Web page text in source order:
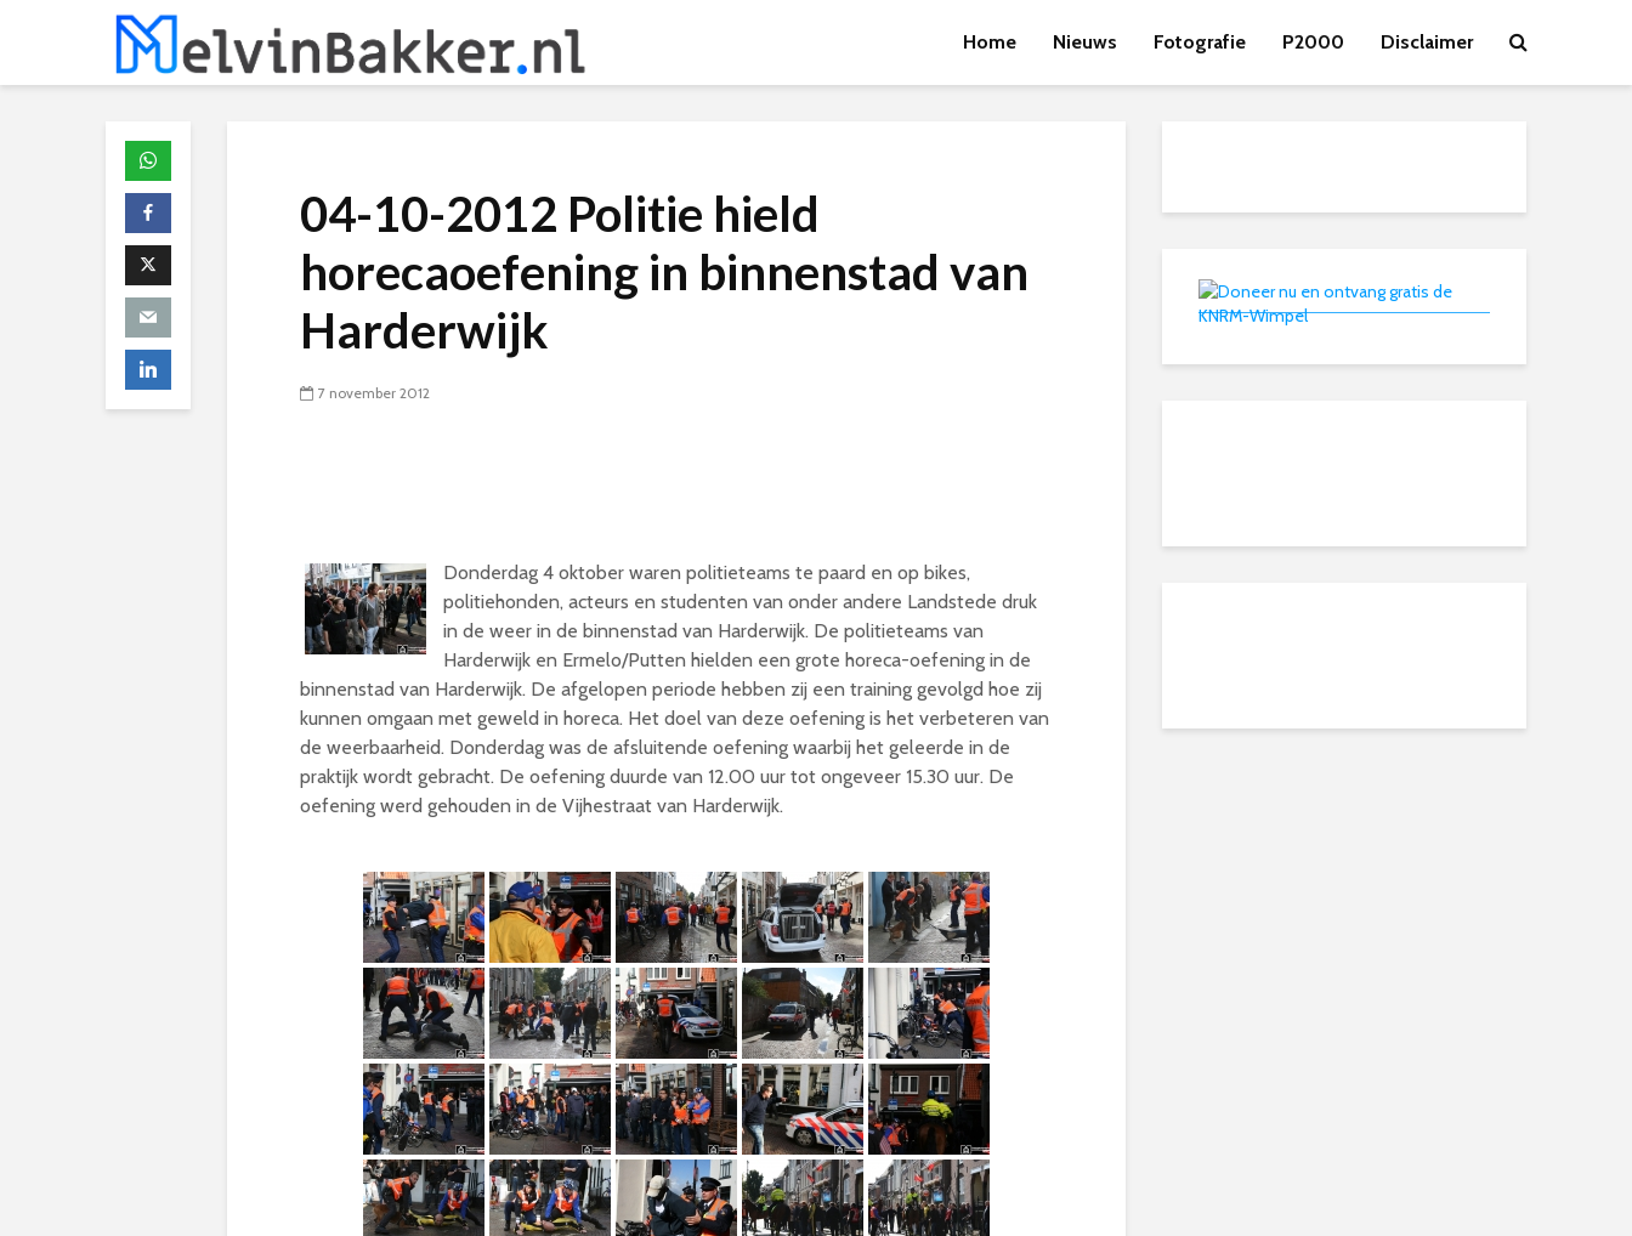
Home Nieuws Fotografie P2000 Disclaimer
04-10-2012 Politie hield
horecaoefening in binnenstad van
Harderwijk
7 november 2012
Donderdag 4 oktober waren politieteams te paard en op bikes,
politiehonden, acteurs en studenten van onder andere Landstede druk
in de weer in de binnenstad van Harderwijk. De politieteams van
Harderwijk en Ermelo/Putten hielden een grote horeca-oefening in de
binnenstad van Harderwijk. De afgelopen periode hebben zij een training gevolgd hoe zij
kunnen omgaan met geweld in horeca. Het doel van deze oefening is het verbeteren van
de weerbaarheid. Donderdag was de afsluitende oefening waarbij het geleerde in de
praktijk wordt gebracht. De oefening duurde van 12.00 uur tot ongeveer 15.30 uur. De
oefening werd gehouden in de Vijhestraat van Harderwijk.